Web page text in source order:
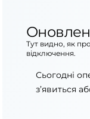
Тут видно, як
відключення.
Сьогодні
з’явиться